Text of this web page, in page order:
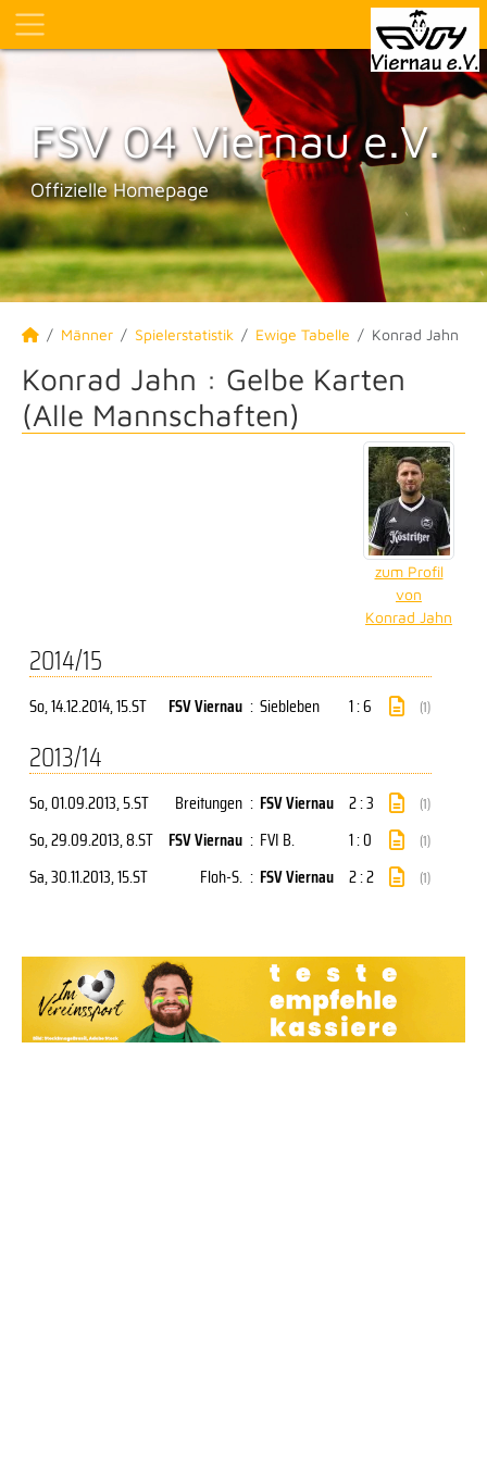
FSV 04 Viernau e.V.
Offizielle Homepage
Männer Spielerstatistik Ewige Tabelle Konrad Jahn
Konrad Jahn : Gelbe Karten
(Alle Mannschaften)
zum Profil
von
Konrad Jahn
2014/15
So, 14.12.2014, 15.ST FSV Viernau : Siebleben 1 : 6 (1)
2013/14
So, 01.09.2013, 5.ST Breitungen : FSV Viernau 2 : 3 (1)
So, 29.09.2013, 8.ST FSV Viernau : FVI B. 1 : 0 (1)
Sa, 30.11.2013, 15.ST Floh-S. : FSV Viernau 2 : 2 (1)